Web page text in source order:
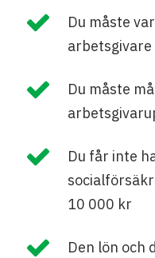
Du måste
Du måste
Du får inte
10 000 kr
Den lön och